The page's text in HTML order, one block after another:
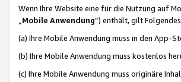
Wenn Ihre Website eine für die Nutzung auf
„Mobile Anwendung“) enthält, gilt
(a) Ihre Mobile Anwendung muss in den App-
(b) Ihre Mobile Anwendung muss kostenlos
(c) Ihre Mobile Anwendung muss originäre